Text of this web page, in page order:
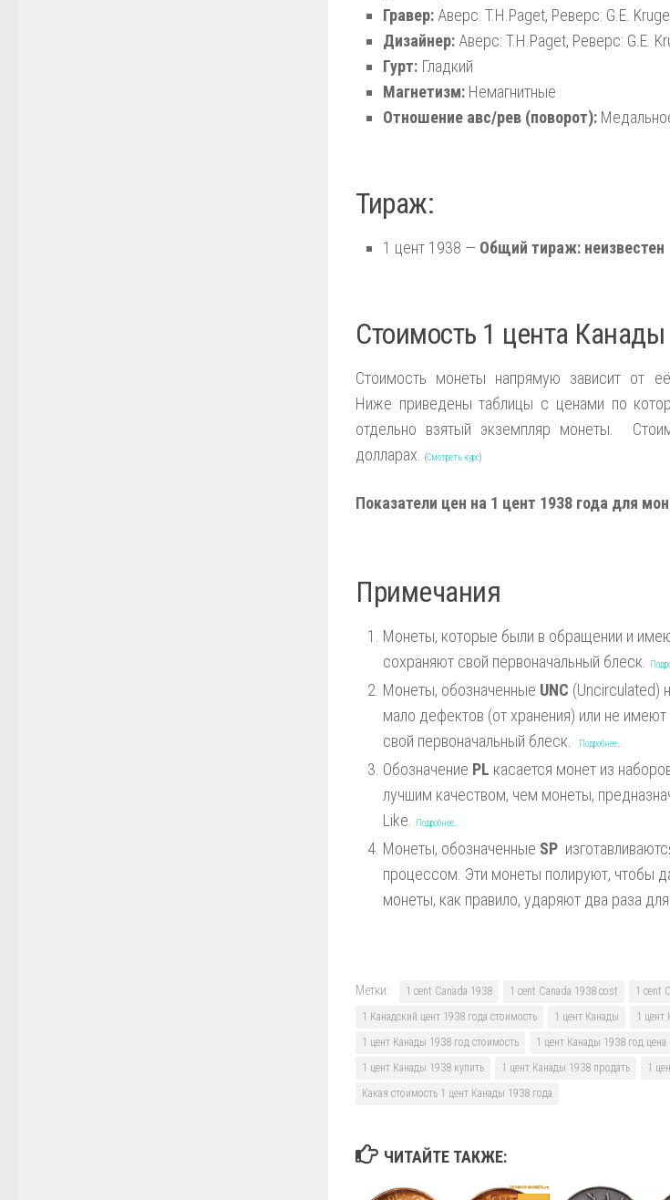
Гравер: Аверс: T.H.Paget, Реверс: G.E.
Дизайнер: Аверс: T.H.Paget, Реверс: G.E.
Гурт: Гладкий
Магнетизм: Немагнитные
Отношение авс/рев (поворот):
Тираж:
1 цент 1938 — Общий тираж: неизвестен
Стоимость 1 цента
Стоимость монеты напрямую зависит от
Ниже приведены таблицы с ценами по
отдельно взятый экземпляр монеты.
долларах.
(Смотреть курс)
Показатели цен на 1 цент 1938 года для
Примечания
Монеты, которые были в обращении и
сохраняют свой первоначальный блеск.
Монеты, обозначенные UNC (Uncirculated)
мало дефектов (от хранения) или не
свой первоначальный блеск.
Подробнее…
Обозначение PL касается монет из
лучшим качеством, чем монеты,
Like.
Подробнее…
Монеты, обозначенные SP
процессом. Эти монеты полируют, чтобы
монеты, как правило, ударяют два раза
Метки: 1 cent Canada 1938 1 cent Canada 1938 cost
1 cent
1 Канадский цент 1938 года стоимость
1 цент Канады 1 цент
1 цент Канады 1938 год стоимость
1 цент Канады 1938 год цена
1 цент Канады 1938 купить
1 цент Канады 1938 продать 1
Какая стоимость 1 цент Канады 1938 года
ЧИТАЙТЕ ТАКЖЕ: